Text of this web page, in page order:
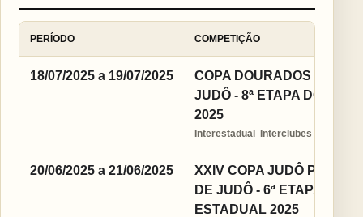
PERÍODO COMPETIÇÃO
18/07/2025 a 19/07/2025
COPA DOURADOS
JUDÔ - 8ª ETAPA DO
2025
Interestadual  Interclubes
20/06/2025 a 21/06/2025
XXIV COPA JUDÔ PARA
DE JUDÔ - 6ª ETAPA DO
ESTADUAL 2025